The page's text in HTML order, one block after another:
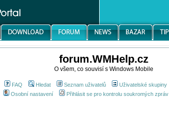
forum.WMHelp.cz
O všem, co souvisí s Windows Mobile
FAQ Hledat Seznam uživatelů Uživatelské skupiny
Osobní nastavení
Přihlásit se pro kontrolu soukromých zpráv